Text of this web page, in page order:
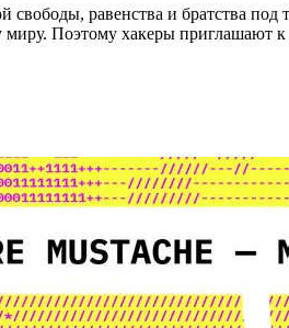
равенства и братства
Поэтому хакеры